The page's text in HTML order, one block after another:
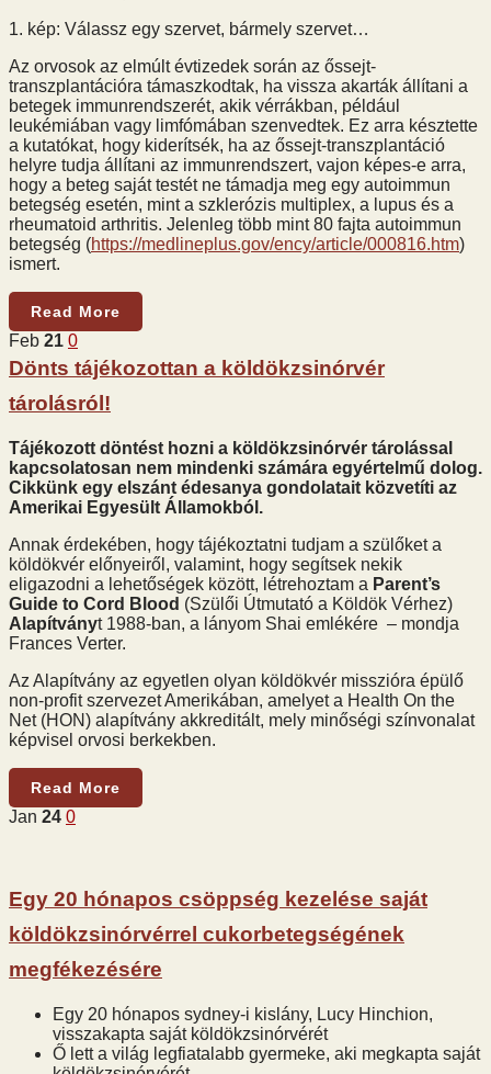
1. kép: Válassz egy szervet, bármely szervet…
Az orvosok az elmúlt évtizedek során az őssejt-
transzplantációra támaszkodtak, ha vissza akarták állítani a
betegek immunrendszerét, akik vérrákban, például
leukémiában vagy limfómában szenvedtek. Ez arra késztette
a kutatókat, hogy kiderítsék, ha az őssejt-transzplantáció
helyre tudja állítani az immunrendszert, vajon képes-e arra,
hogy a beteg saját testét ne támadja meg egy autoimmun
betegség esetén, mint a szklerózis multiplex, a lupus és a
rheumatoid arthritis. Jelenleg több mint 80 fajta autoimmun
betegség (https://medlineplus.gov/ency/article/000816.htm)
ismert.
Read More
Feb 21 0
Dönts tájékozottan a köldökzsinórvér
tárolásról!
Tájékozott döntést hozni a köldökzsinórvér tárolással
kapcsolatosan nem mindenki számára egyértelmű dolog.
Cikkünk egy elszánt édesanya gondolatait közvetíti az
Amerikai Egyesült Államokból.
Annak érdekében, hogy tájékoztatni tudjam a szülőket a
köldökvér előnyeiről, valamint, hogy segítsek nekik
eligazodni a lehetőségek között, létrehoztam a Parent’s
Guide to Cord Blood (Szülői Útmutató a Köldök Vérhez)
Alapítványt 1988-ban, a lányom Shai emlékére – mondja
Frances Verter.
Az Alapítvány az egyetlen olyan köldökvér misszióra épülő
non-profit szervezet Amerikában, amelyet a Health On the
Net (HON) alapítvány akkreditált, mely minőségi színvonalat
képvisel orvosi berkekben.
Read More
Jan 24 0
Egy 20 hónapos csöppség kezelése saját
köldökzsinórvérrel cukorbetegségének
megfékezésére
Egy 20 hónapos sydney-i kislány, Lucy Hinchion,
visszakapta saját köldökzsinórvérét
Ő lett a világ legfiatalabb gyermeke, aki megkapta saját